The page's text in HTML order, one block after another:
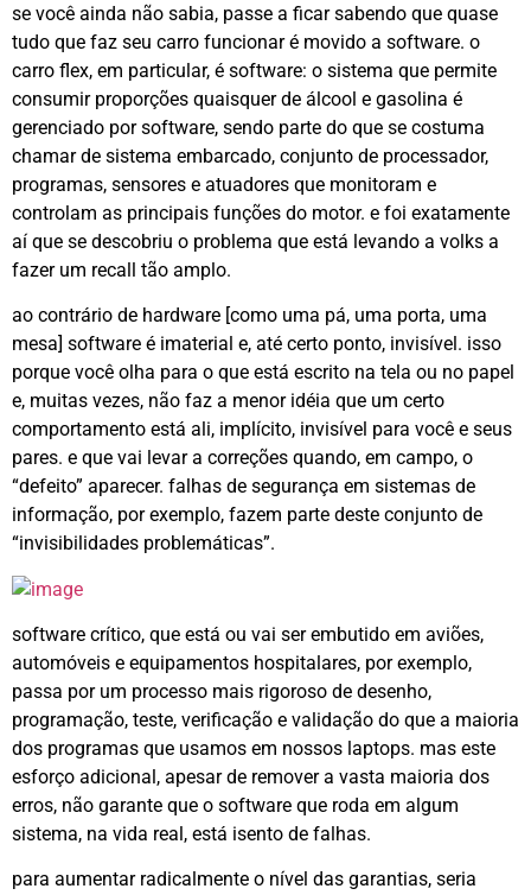
se você ainda não sabia, passe a ficar sabendo que quase
tudo que faz seu carro funcionar é movido a software. o
carro flex, em particular, é software: o sistema que permite
consumir proporções quaisquer de álcool e gasolina é
gerenciado por software, sendo parte do que se costuma
chamar de sistema embarcado, conjunto de processador,
programas, sensores e atuadores que monitoram e
controlam as principais funções do motor. e foi exatamente
aí que se descobriu o problema que está levando a volks a
fazer um recall tão amplo.
ao contrário de hardware [como uma pá, uma porta, uma
mesa] software é imaterial e, até certo ponto, invisível. isso
porque você olha para o que está escrito na tela ou no papel
e, muitas vezes, não faz a menor idéia que um certo
comportamento está ali, implícito, invisível para você e seus
pares. e que vai levar a correções quando, em campo, o
“defeito” aparecer. falhas de segurança em sistemas de
informação, por exemplo, fazem parte deste conjunto de
“invisibilidades problemáticas”.
software crítico, que está ou vai ser embutido em aviões,
automóveis e equipamentos hospitalares, por exemplo,
passa por um processo mais rigoroso de desenho,
programação, teste, verificação e validação do que a maioria
dos programas que usamos em nossos laptops. mas este
esforço adicional, apesar de remover a vasta maioria dos
erros, não garante que o software que roda em algum
sistema, na vida real, está isento de falhas.
para aumentar radicalmente o nível das garantias, seria